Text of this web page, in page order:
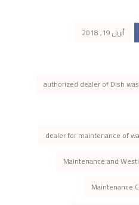
أبريل 19, 2018
authorized dealer of Dish
dealer for maintenance of
Maintenance and
Maintenance